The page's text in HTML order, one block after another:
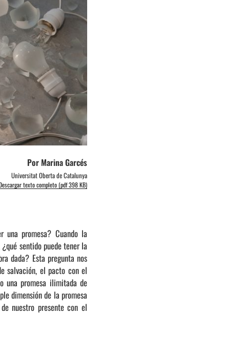
Por Marina Garcés
Universitat Oberta de Catalunya
texto completo (pdf 398 KB)
una promesa? Cuando la
sentido puede tener la
dada? Esta pregunta nos
salvación, el pacto con el
una promesa ilimitada de
dimensión de la promesa
nuestro presente con el